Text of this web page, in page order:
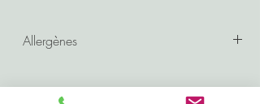
Allergènes